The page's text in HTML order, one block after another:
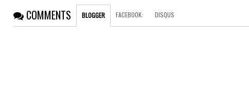
COMMENTS BLOGGER FACEBOOK: DISQUS